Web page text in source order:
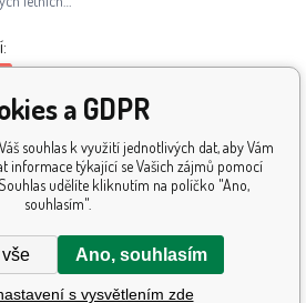
Všechna práva vyhrazena
eshopů BINARGON.cz
a GDPR
souhlas k využití jednotlivých dat, aby Vám
informace týkající se Vašich zájmů pomocí
udělíte kliknutím na políčko "Ano,
souhlasím".
Ano, souhlasím
s vysvětlením zde